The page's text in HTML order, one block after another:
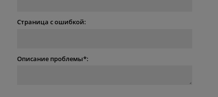
Страница с ошибкой:
Описание проблемы*: